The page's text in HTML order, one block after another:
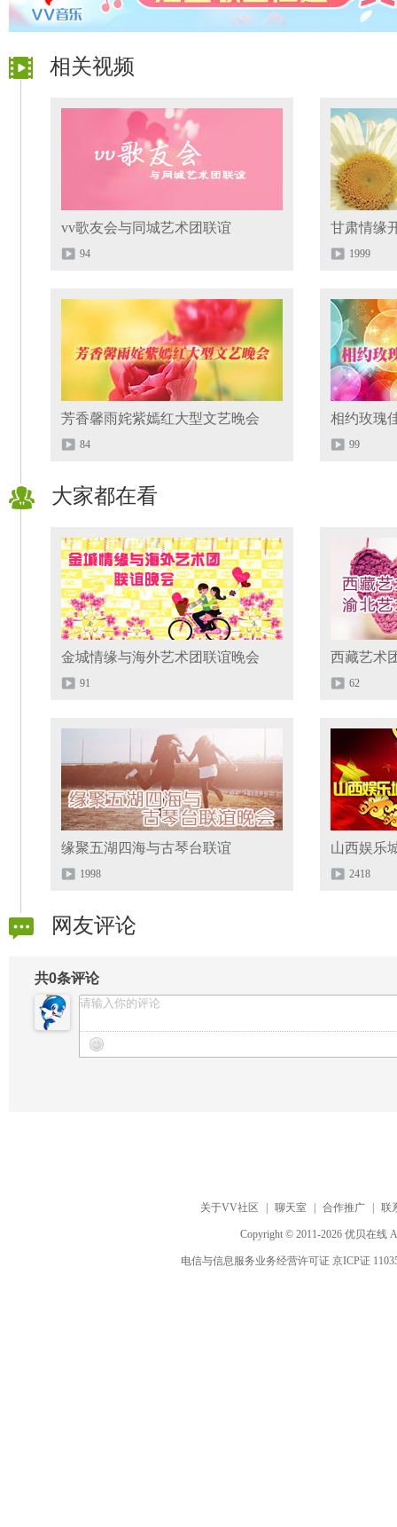
相关视频
vv歌友会与同城艺术团联谊
94
甘肃情缘
1999
芳香馨雨姹紫嫣红大型文艺晚会
84
相约玫瑰
99
大家都在看
金城情缘与海外艺术团联谊晚会
91
西藏艺术
62
缘聚五湖四海与古琴台联谊
1998
山西娱乐
2418
网友评论
共0条评论
关于VV社区 聊天室 合作推广 联
Copyright © 2011-2026 优贝在线
电信与信息服务业务经营许可证 京ICP证